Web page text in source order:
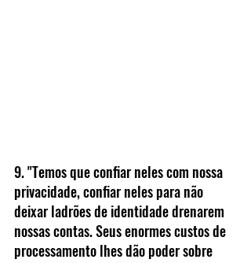
9. "Temos que confiar neles com nossa
privacidade, confiar neles para não
deixar ladrões de identidade drenarem
nossas contas. Seus enormes custos de
processamento lhes dão poder sobre